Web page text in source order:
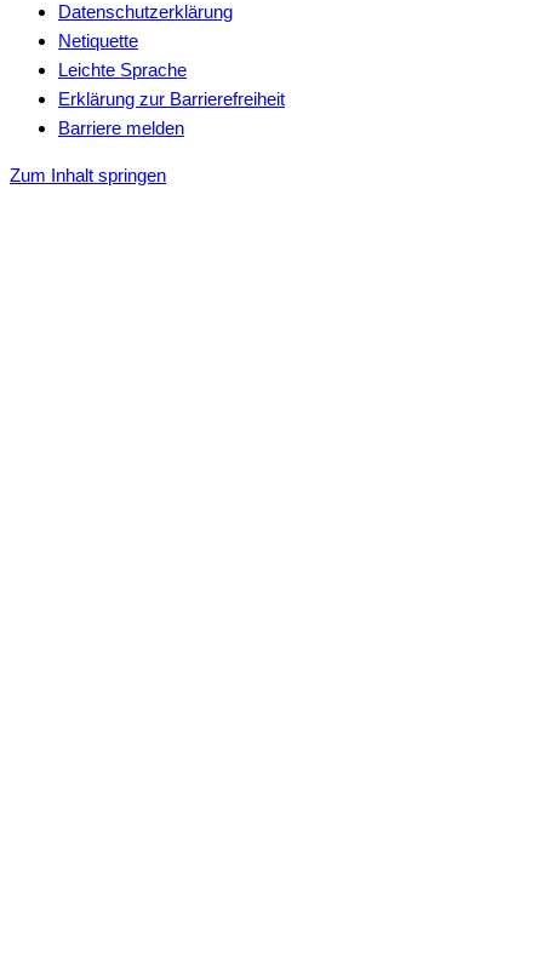
Datenschutzerklärung
Netiquette
Leichte Sprache
Erklärung zur Barrierefreiheit
Barriere melden
Zum Inhalt springen